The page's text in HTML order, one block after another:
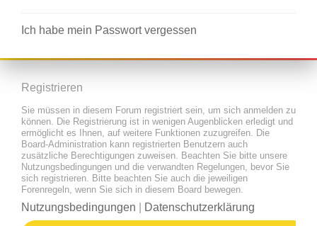
Ich habe mein Passwort vergessen
Registrieren
Sie müssen in diesem Forum registriert sein, um sich anmelden zu
können. Die Registrierung ist in wenigen Augenblicken erledigt und
ermöglicht es Ihnen, auf weitere Funktionen zuzugreifen. Die
Board-Administration kann registrierten Benutzern auch
zusätzliche Berechtigungen zuweisen. Beachten Sie bitte unsere
Nutzungsbedingungen und die verwandten Regelungen, bevor Sie
sich registrieren. Bitte beachten Sie auch die jeweiligen
Forenregeln, wenn Sie sich in diesem Board bewegen.
Nutzungsbedingungen Datenschutzerklärung